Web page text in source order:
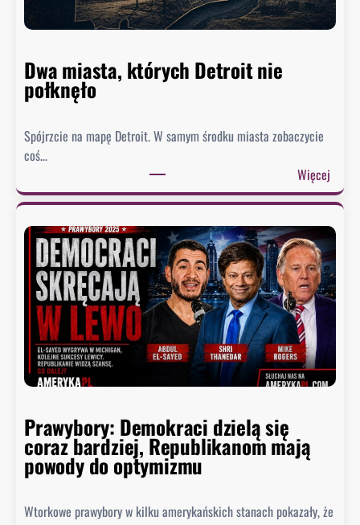
a
ł
U
S
A
i
…
c
i
.
g
Dwa miasta, których Detroit nie
połknęło
Spójrzcie na mapę Detroit. W samym środku miasta zobaczycie
coś…
Więcej:
D
a
m
i
a
,
k
D
Prawybory: Demokraci dzielą się
coraz bardziej, Republikanom mają
powody do optymizmu
Wtorkowe prawybory w kilku amerykańskich stanach pokazały, że